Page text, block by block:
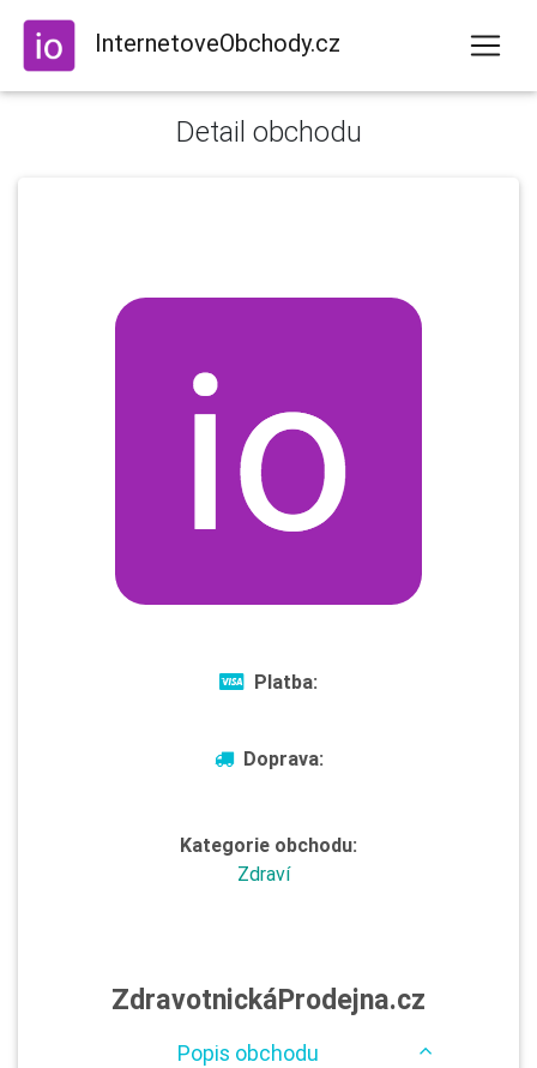
InternetoveObchody.cz
Detail obchodu
Platba:
Doprava:
Kategorie obchodu:
Zdraví
ZdravotnickáProdejna.cz
Popis obchodu